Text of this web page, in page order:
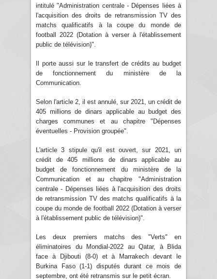
intitulé "Administration centrale - Dépenses liées à
l'acquisition des droits de retransmission TV des
matchs qualificatifs à la coupe du monde de
football 2022 (Dotation à verser à l'établissement
public de télévision)".
Il porte aussi sur le transfert de crédits au budget
de fonctionnement du ministère de la
Communication.
Selon l'article 2, il est annulé, sur 2021, un crédit de
405 millions de dinars applicable au budget des
charges communes et au chapitre "Dépenses
éventuelles - Provision groupée".
L'article 3 stipule qu'il est ouvert, sur 2021, un
crédit de 405 millions de dinars applicable au
budget de fonctionnement du ministère de la
Communication et au chapitre "Administration
centrale - Dépenses liées à l'acquisition des droits
de retransmission TV des matchs qualificatifs à la
coupe du monde de football 2022 (Dotation à verser
à l'établissement public de télévision)".
Les deux premiers matchs des "Verts" en
éliminatoires du Mondial-2022 au Qatar, à Blida
face à Djibouti (8-0) et à Marrakech devant le
Burkina Faso (1-1) disputés durant ce mois de
septembre, ont été retransmis sur le petit écran.